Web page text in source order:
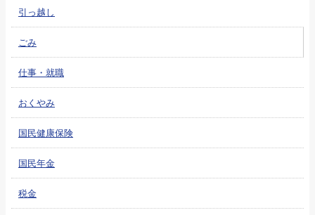
引っ越し
ごみ
仕事・就職
おくやみ
国民健康保険
国民年金
税金